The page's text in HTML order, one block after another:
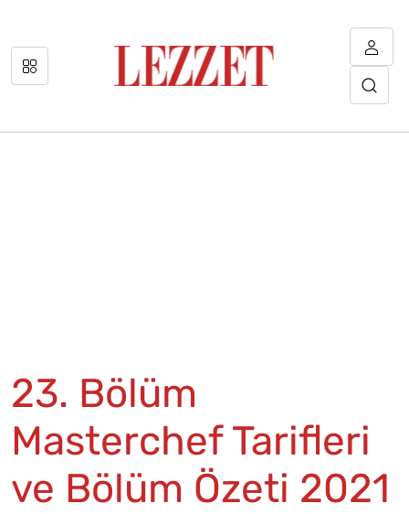
23. Bölüm
Masterchef Tarifleri
ve Bölüm Özeti 2021